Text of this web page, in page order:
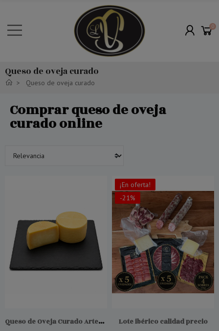
0
Queso de oveja curado
Queso de oveja curado
Comprar queso de oveja
curado online
Queso de Oveja Curado Artesanal
¡En oferta!
-21%
Lote ibérico calidad precio